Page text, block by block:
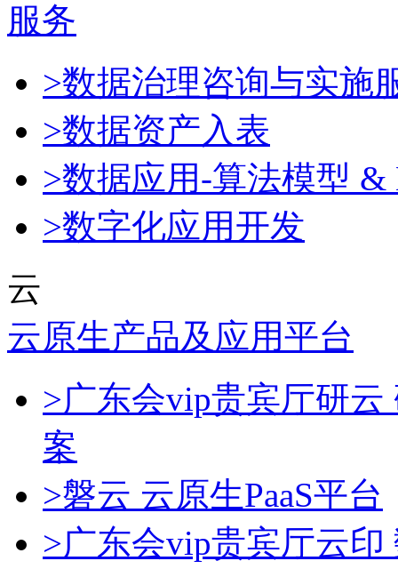
服务
>数据治理咨询与实施
>数据资产入表
>数据应用-算法模型 &
>数字化应用开发
云
云原生产品及应用平台
>广东会vip贵宾厅研
案
>磐云 云原生PaaS平台
>广东会vip贵宾厅云